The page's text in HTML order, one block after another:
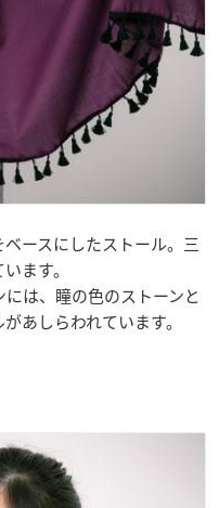
ースにしたストール。三
ます。
は、瞳の色のストーンと
あしらわれています。